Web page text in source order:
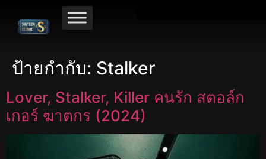
ป้ายกำกับ: Stalker
Lover, Stalker, Killer คนรัก สตอล์ก
เกอร์ ฆาตกร (2024)